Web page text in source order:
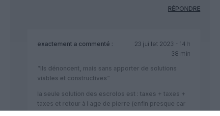
RÉPONDRE
exactement a commenté :
23 juillet 2023 - 14 h
38 min
“Ils dénoncent, mais sans apporter de solutions
viables et constructives”
la seule solution des escrolos est : taxes + taxes +
taxes et retour à l age de pierre (enfin presque car